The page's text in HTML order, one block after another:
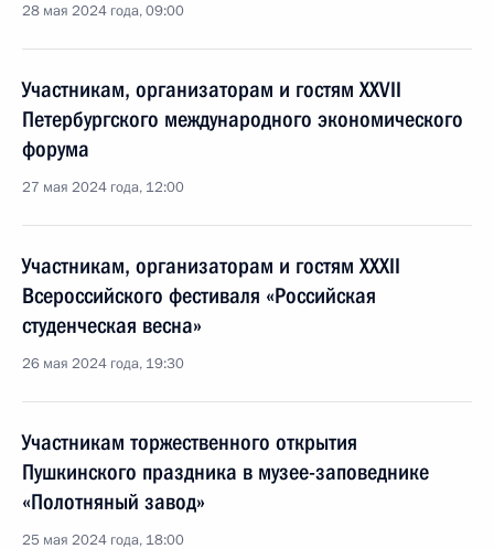
28 мая 2024 года, 09:00
Участникам, организаторам и гостям XXVII
Петербургского международного экономического
форума
27 мая 2024 года, 12:00
Участникам, организаторам и гостям ХХХII
Всероссийского фестиваля «Российская
студенческая весна»
26 мая 2024 года, 19:30
Участникам торжественного открытия
Пушкинского праздника в музее-заповеднике
«Полотняный завод»
25 мая 2024 года, 18:00